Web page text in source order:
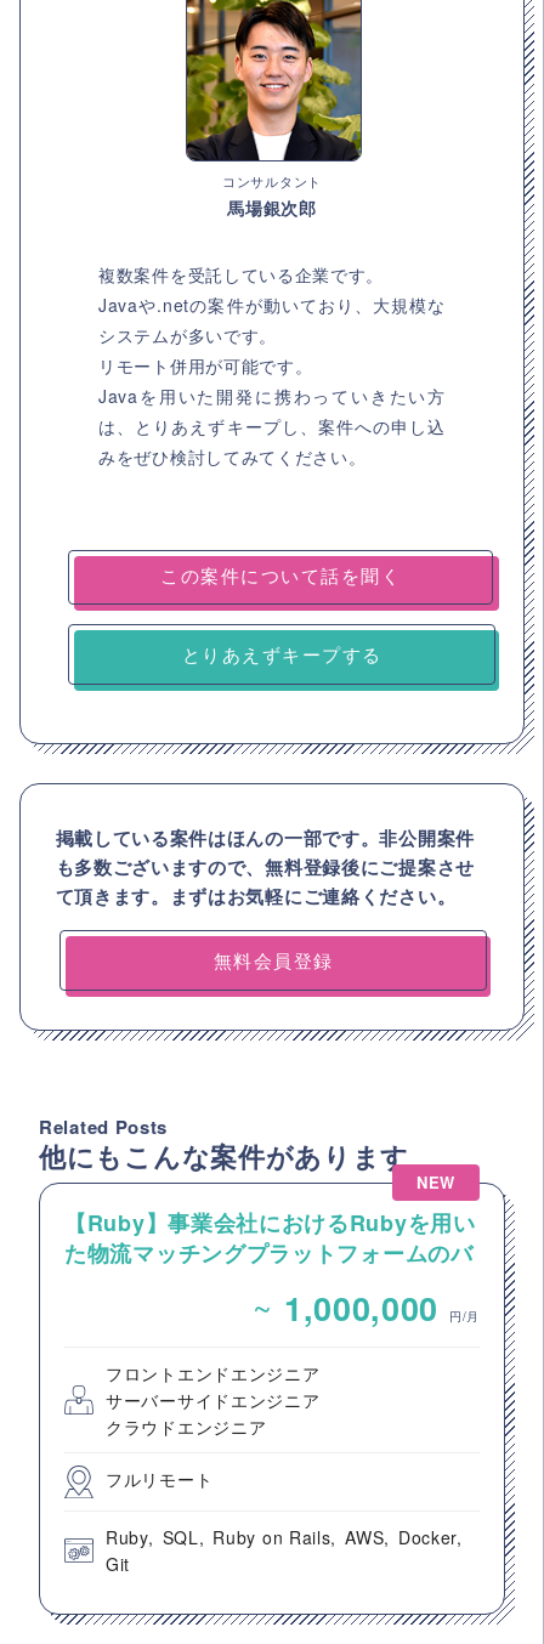
コンサルタント
馬場銀次郎
複数案件を受託している企業です。
Javaや.netの案件が動いており、大規模な
システムが多いです。
リモート併用が可能です。
Javaを用いた開発に携わっていきたい方
は、とりあえずキープし、案件への申し込
みをぜひ検討してみてください。
とりあえずキープする
掲載している案件はほんの一部です。非公開案件
も多数ございますので、無料登録後にご提案させ
て頂きます。まずはお気軽にご連絡ください。
無料会員登録
Related Posts
他にもこんな案件があります
NEW
【Ruby】事業会社におけるRubyを用い
た物流マッチングプラットフォームのバ
~ 1,000,000 円/月
フロントエンドエンジニア
サーバーサイドエンジニア
クラウドエンジニア
フルリモート
Ruby SQL Ruby on Rails AWS
Docker
Git